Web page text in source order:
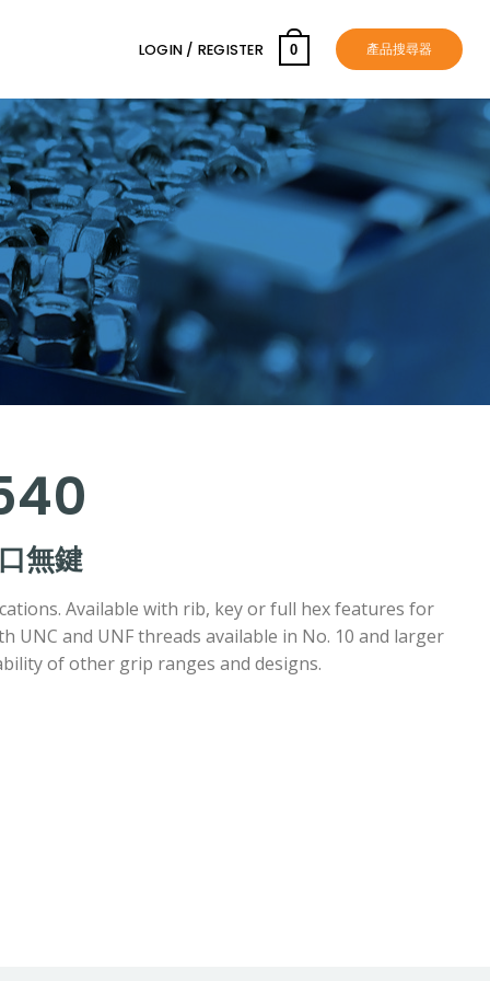
LOGIN / REGISTER 0 產品搜尋器
無鍵
Available with rib, key or full hex features for
UNC and UNF threads available in No. 10 and larger
of other grip ranges and designs.